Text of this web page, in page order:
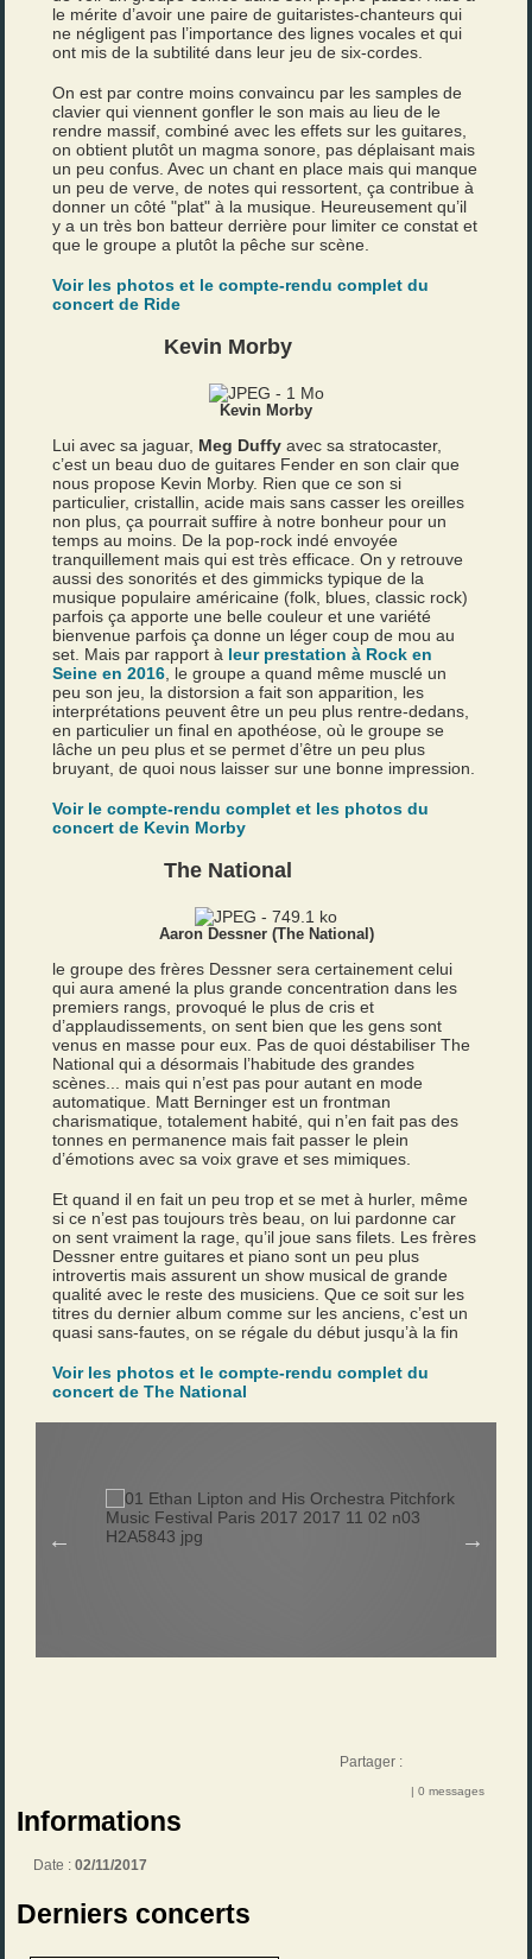
le mérite d’avoir une paire de guitaristes-chanteurs qui
ne négligent pas l’importance des lignes vocales et qui
ont mis de la subtilité dans leur jeu de six-cordes.
On est par contre moins convaincu par les samples de
clavier qui viennent gonfler le son mais au lieu de le
rendre massif, combiné avec les effets sur les guitares,
on obtient plutôt un magma sonore, pas déplaisant mais
un peu confus. Avec un chant en place mais qui manque
un peu de verve, de notes qui ressortent, ça contribue à
donner un côté "plat" à la musique. Heureusement qu’il
y a un très bon batteur derrière pour limiter ce constat et
que le groupe a plutôt la pêche sur scène.
Voir les photos et le compte-rendu complet du
concert de Ride
Kevin Morby
Kevin Morby
Lui avec sa jaguar, Meg Duffy avec sa stratocaster,
c’est un beau duo de guitares Fender en son clair que
nous propose Kevin Morby. Rien que ce son si
particulier, cristallin, acide mais sans casser les oreilles
non plus, ça pourrait suffire à notre bonheur pour un
temps au moins. De la pop-rock indé envoyée
tranquillement mais qui est très efficace. On y retrouve
aussi des sonorités et des gimmicks typique de la
musique populaire américaine (folk, blues, classic rock)
parfois ça apporte une belle couleur et une variété
bienvenue parfois ça donne un léger coup de mou au
set. Mais par rapport à leur prestation à Rock en
Seine en 2016 , le groupe a quand même musclé un
peu son jeu, la distorsion a fait son apparition, les
interprétations peuvent être un peu plus rentre-dedans,
en particulier un final en apothéose, où le groupe se
lâche un peu plus et se permet d’être un peu plus
bruyant, de quoi nous laisser sur une bonne impression.
Voir le compte-rendu complet et les photos du
concert de Kevin Morby
The National
Aaron Dessner (The National)
le groupe des frères Dessner sera certainement celui
qui aura amené la plus grande concentration dans les
premiers rangs, provoqué le plus de cris et
d’applaudissements, on sent bien que les gens sont
venus en masse pour eux. Pas de quoi déstabiliser The
National qui a désormais l’habitude des grandes
scènes... mais qui n’est pas pour autant en mode
automatique. Matt Berninger est un frontman
charismatique, totalement habité, qui n’en fait pas des
tonnes en permanence mais fait passer le plein
d’émotions avec sa voix grave et ses mimiques.
Et quand il en fait un peu trop et se met à hurler, même
si ce n’est pas toujours très beau, on lui pardonne car
on sent vraiment la rage, qu’il joue sans filets. Les frères
Dessner entre guitares et piano sont un peu plus
introvertis mais assurent un show musical de grande
qualité avec le reste des musiciens. Que ce soit sur les
titres du dernier album comme sur les anciens, c’est un
quasi sans-fautes, on se régale du début jusqu’à la fin
Voir les photos et le compte-rendu complet du
concert de The National
Partager :
| 0 messages
Informations
Date :02/11/2017
Derniers concerts